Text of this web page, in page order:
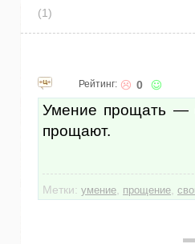
(1)
Рейтинг: 0
Умение прощать —
прощают.
Метки: умение прощение